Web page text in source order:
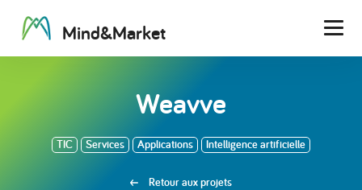
Mind&Market
Weavve
TIC Services Applications Intelligence artificielle
Retour aux projets